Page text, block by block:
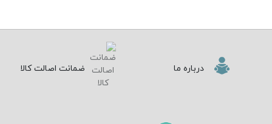
درباره ما ضمانت اصالت کالا